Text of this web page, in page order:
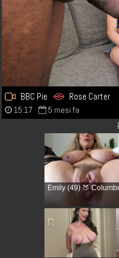
BBC Pie Rose Carter
15:17 5 mesi fa
Emily (49) 🍑